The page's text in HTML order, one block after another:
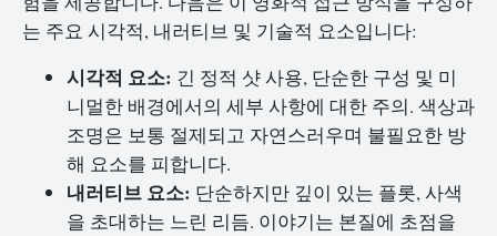
는 주요 시각적, 내러티브 및 기술적 요소입니다:
시각적 요소: 긴 정적 샷 사용, 단순한 구성 및 미
니멀한 배경에서의 세부 사항에 대한 주의. 색상과
조명은 보통 절제되고 자연스러우며 불필요한 방
해 요소를 피합니다.
내러티브 요소: 단순하지만 깊이 있는 플롯, 사색
을 초대하는 느린 리듬. 이야기는 본질에 초점을